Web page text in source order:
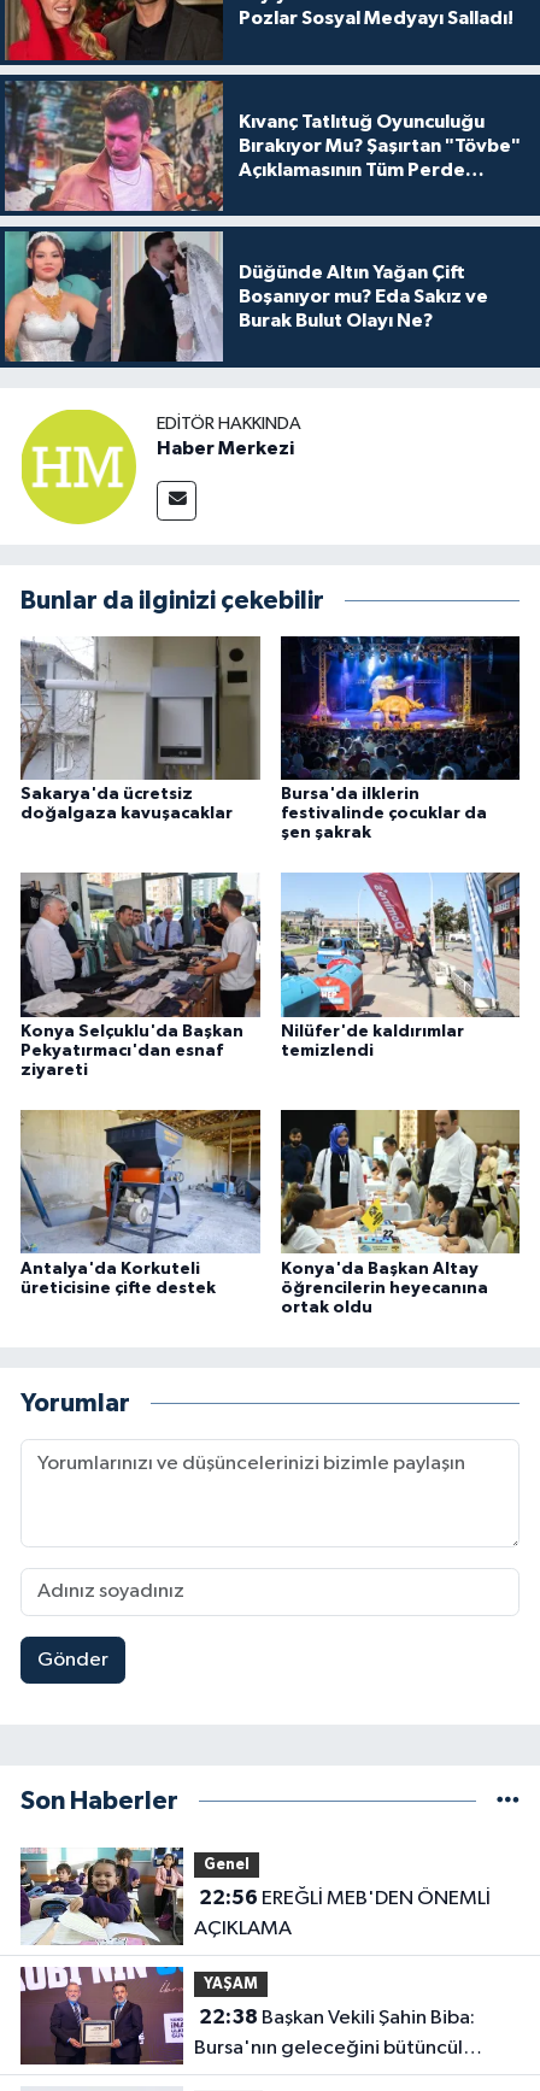
Pozlar Sosyal Medyayı Salladı!
Kıvanç Tatlıtuğ Oyunculuğu
Bırakıyor Mu? Şaşırtan "Tövbe"
Açıklamasının Tüm Perde
Düğünde Altın Yağan Çift
Boşanıyor mu? Eda Sakız ve
Burak Bulut Olayı Ne?
EDITÖR HAKKINDA
Haber Merkezi
Bunlar da ilginizi çekebilir
Sakarya'da ücretsiz
doğalgaza kavuşacaklar
Bursa'da ilklerin
festivalinde çocuklar da
şen şakrak
Konya Selçuklu'da Başkan
Pekyatırmacı'dan esnaf
ziyareti
Nilüfer'de kaldırımlar
temizlendi
Antalya'da Korkuteli
üreticisine çifte destek
Konya'da Başkan Altay
öğrencilerin heyecanına
ortak oldu
Yorumlar
Gönder
Son Haberler
Genel
22:56
AÇIKLAMA
YAŞAM
22:38
Bursa'nın geleceğini bütüncül
anlayışla planlıyoruz